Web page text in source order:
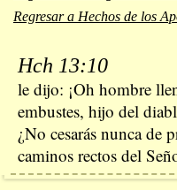
Regresar a Hechos de los
Hch 13:10
le dijo: ¡Oh hombre
embustes, hijo del
¿No cesarás nunca de
caminos rectos del